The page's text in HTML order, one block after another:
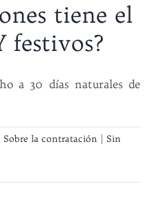
tiene el
festivos?
a 30 días naturales de
Sobre la contratación
Sin